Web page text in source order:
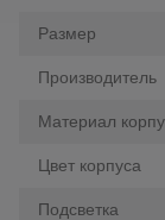
Размер
Производитель
Материал
Цвет корпуса
Подсветка